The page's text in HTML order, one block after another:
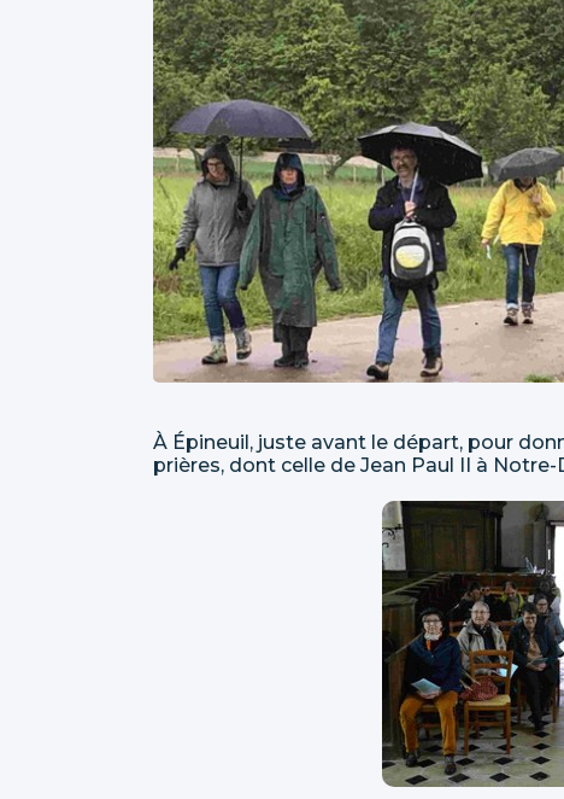
À Épineuil, juste avant le départ, pour
prières, dont celle de Jean Paul II à